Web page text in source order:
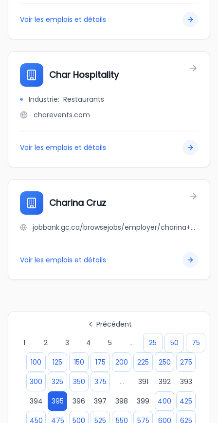
Voir les emplois et détails
Char Hospitality
Industrie: Restaurants
charevents.com
Voir les emplois et détails
Charina Cruz
jobbank.gc.ca/browsejobs/employer/charina+cruz/ca
Voir les emplois et détails
Précédent
1
2 3 4 5 ... 25 50
75
100
125 150 175 200 225 250
275
300
325 350 375 ... 391 392
393
394
395 396 397 398 399 400
425
450
475 500 525 550 575 600 625